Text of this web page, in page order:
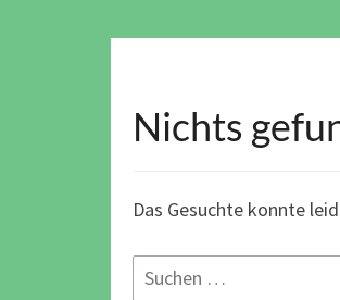
Nichts
Nichts
Das Gesuchte konnte
Suchen